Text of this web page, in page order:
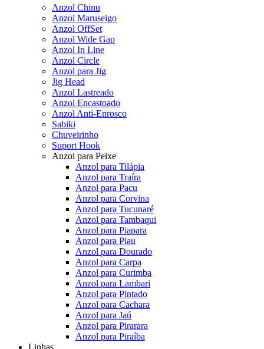
Anzol Chinu
Anzol Maruseigo
Anzol OffSet
Anzol Wide Gap
Anzol In Line
Anzol Circle
Anzol para Jig
Jig Head
Anzol Lastreado
Anzol Encastoado
Anzol Anti-Enrosco
Sabiki
Chuveirinho
Suport Hook
Anzol para Peixe
Anzol para Tilápia
Anzol para Traíra
Anzol para Pacu
Anzol para Corvina
Anzol para Tucunaré
Anzol para Tambaqui
Anzol para Piapara
Anzol para Piau
Anzol para Dourado
Anzol para Carpa
Anzol para Curimba
Anzol para Lambari
Anzol para Pintado
Anzol para Cachara
Anzol para Jaú
Anzol para Pirarara
Anzol para Piraíba
Linhas